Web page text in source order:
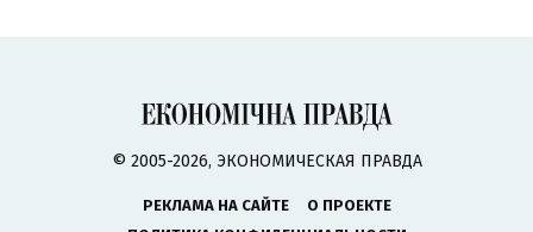
© 2005-2026, ЭКОНОМИЧЕСКАЯ ПРАВДА
РЕКЛАМА НА САЙТЕ
О ПРОЕКТЕ